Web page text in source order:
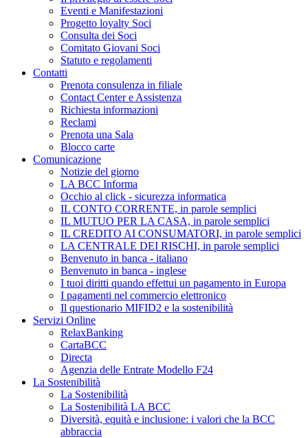
Eventi e Manifestazioni
Progetto loyalty Soci
Consulta dei Soci
Comitato Giovani Soci
Statuto e regolamenti
Contatti
Prenota consulenza in filiale
Contact Center e Assistenza
Richiesta informazioni
Reclami
Prenota una Sala
Blocco carte
Comunicazione
Notizie del giorno
LA BCC Informa
Occhio al click - sicurezza informatica
IL CONTO CORRENTE, in parole semplici
IL MUTUO PER LA CASA, in parole semplici
IL CREDITO AI CONSUMATORI, in parole semplici
LA CENTRALE DEI RISCHI, in parole semplici
Benvenuto in banca - italiano
Benvenuto in banca - inglese
I tuoi diritti quando effettui un pagamento in Europa
I pagamenti nel commercio elettronico
Il questionario MIFID2 e la sostenibilità
Servizi Online
RelaxBanking
CartaBCC
Directa
Agenzia delle Entrate Modello F24
La Sostenibilità
La Sostenibilità
La Sostenibilità LA BCC
Diversità, equità e inclusione: i valori che la BCC
abbraccia